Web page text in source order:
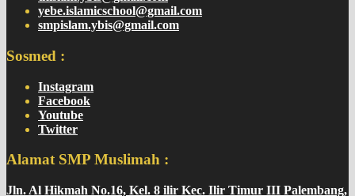
yebe.islamicschool@gmail.com
smpislam.ybis@gmail.com
Sosmed :
Instagram
Facebook
Youtube
Twitter
Alamat SMP Muslimah :
Jln. Al Hikmah No.16, Kel. 8 ilir Kec. Ilir Timur III Palembang,